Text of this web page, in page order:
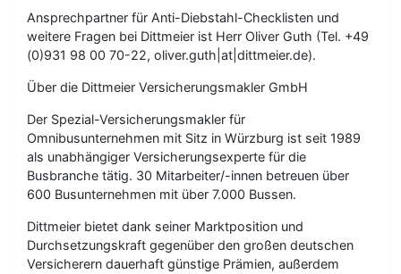
Ansprechpartner für Anti-Diebstahl-Checklisten und
weitere Fragen bei Dittmeier ist Herr Oliver Guth (Tel. +49
(0)931 98 00 70-22, oliver.guth|at|dittmeier.de).
Über die Dittmeier Versicherungsmakler GmbH
Der Spezial-Versicherungsmakler für
Omnibusunternehmen mit Sitz in Würzburg ist seit 1989
als unabhängiger Versicherungsexperte für die
Busbranche tätig. 30 Mitarbeiter/-innen betreuen über
600 Busunternehmen mit über 7.000 Bussen.
Dittmeier bietet dank seiner Marktposition und
Durchsetzungskraft gegenüber den großen deutschen
Versicherern dauerhaft günstige Prämien, außerdem